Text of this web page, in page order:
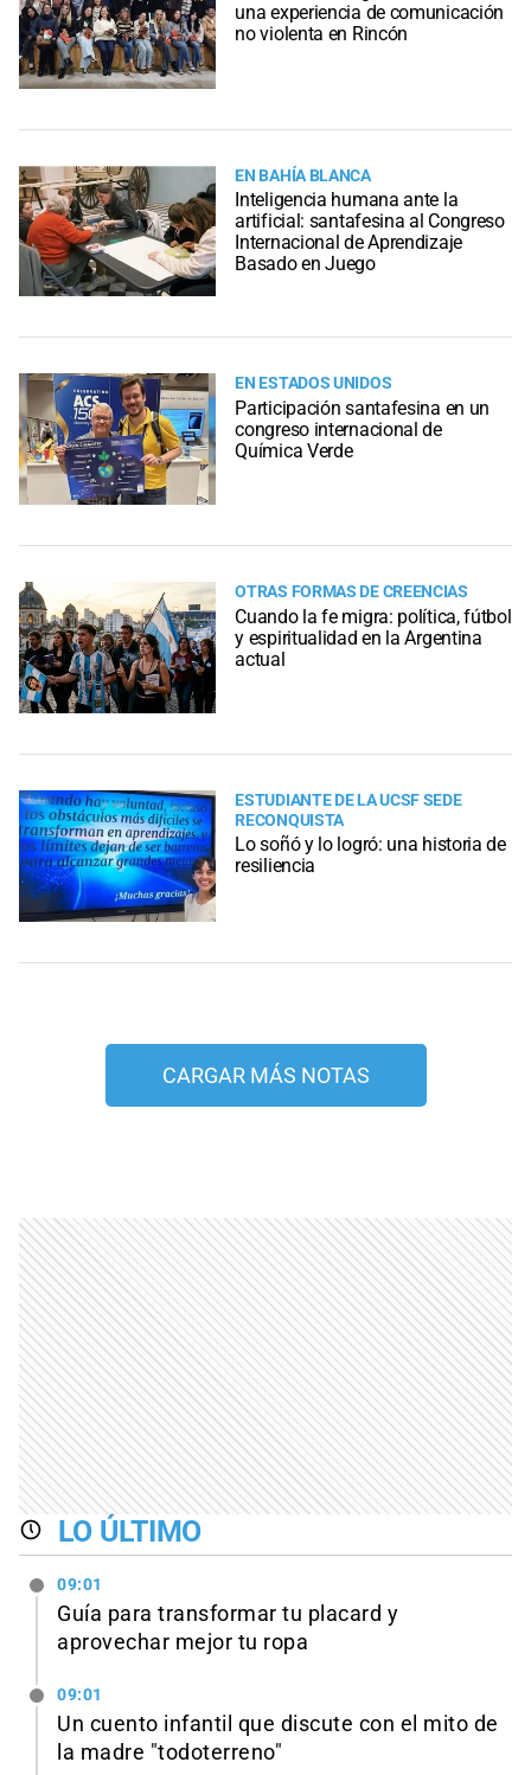
una experiencia de comunicación
no violenta en Rincón
EN BAHÍA BLANCA
Inteligencia humana ante la
artificial: santafesina al Congreso
Internacional de Aprendizaje
Basado en Juego
EN ESTADOS UNIDOS
Participación santafesina en un
congreso internacional de
Química Verde
OTRAS FORMAS DE CREENCIAS
Cuando la fe migra: política, fútbol
y espiritualidad en la Argentina
actual
ESTUDIANTE DE LA UCSF SEDE
RECONQUISTA
Lo soñó y lo logró: una historia de
resiliencia
CARGAR MÁS NOTAS
LO ÚLTIMO
09:01
Guía para transformar tu placard y
aprovechar mejor tu ropa
09:01
Un cuento infantil que discute con el mito de
la madre "todoterreno"